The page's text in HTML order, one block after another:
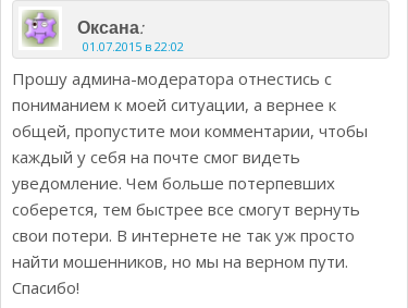
Оксана:
01.07.2015 в 22:02
Прошу админа-модератора отнестись с
пониманием к моей ситуации, а вернее к
общей, пропустите мои комментарии, чтобы
каждый у себя на почте смог видеть
уведомление. Чем больше потерпевших
соберется, тем быстрее все смогут вернуть
свои потери. В интернете не так уж просто
найти мошенников, но мы на верном пути.
Спасибо!